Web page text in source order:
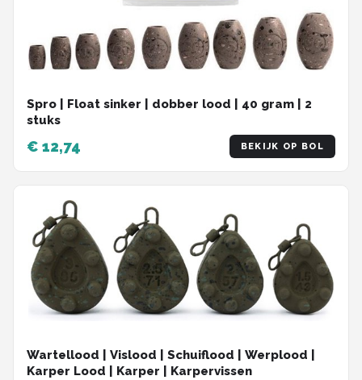
Spro | Float sinker | dobber lood | 40 gram | 2
stuks
€ 12,74 BEKIJK OP BOL
Wartellood | Vislood | Schuiflood | Werplood |
Karper Lood | Karper | Karpervissen